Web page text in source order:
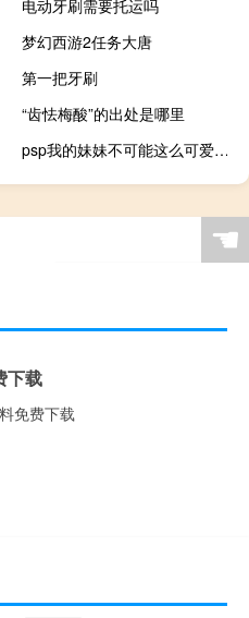
电动牙刷需要托运吗
梦幻西游2任务大唐
第一把牙刷
“齿怯梅酸”的出处是哪里
psp我的妹妹不可能这么可爱攻略
☚
下载